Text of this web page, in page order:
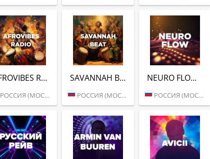
AFROVIBES RADIO (DFM)
РОССИЯ (МОСКВА)
SAVANNAH BEAT (DFM)
РОССИЯ (МОСКВА)
NEURO FLOW (DFM)
РОССИЯ (МОСКВА)